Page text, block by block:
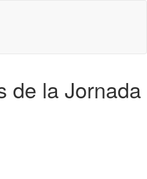
de la Jornada